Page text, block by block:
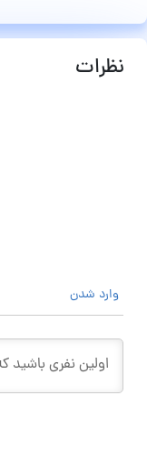
نظرات
وارد شدن